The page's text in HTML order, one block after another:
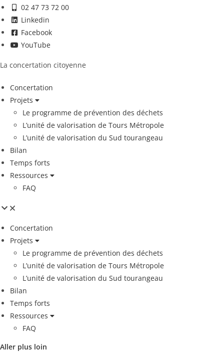
02 47 73 72 00
Linkedin
Facebook
YouTube
La concertation citoyenne
Concertation
Projets
Le programme de prévention des déchets
L’unité de valorisation de Tours Métropole
L’unité de valorisation du Sud tourangeau
Bilan
Temps forts
Ressources
FAQ
Concertation
Projets
Le programme de prévention des déchets
L’unité de valorisation de Tours Métropole
L’unité de valorisation du Sud tourangeau
Bilan
Temps forts
Ressources
FAQ
Aller plus loin